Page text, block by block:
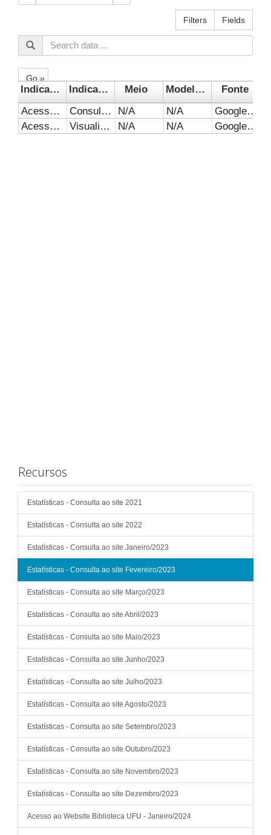
Filters Fields
Go »
Meio
Fonte
N/A N/A
N/A N/A
Recursos
Estatísticas - Consulta ao site 2021
Estatísticas - Consulta ao site 2022
Estatísticas - Consulta ao site Janeiro/2023
Estatísticas - Consulta ao site Fevereiro/2023
Estatísticas - Consulta ao site Março/2023
Estatísticas - Consulta ao site Abril/2023
Estatísticas - Consulta ao site Maio/2023
Estatísticas - Consulta ao site Junho/2023
Estatísticas - Consulta ao site Julho/2023
Estatísticas - Consulta ao site Agosto/2023
Estatísticas - Consulta ao site Setembro/2023
Estatísticas - Consulta ao site Outubro/2023
Estatísticas - Consulta ao site Novembro/2023
Estatísticas - Consulta ao site Dezembro/2023
Acesso ao Website Biblioteca UFU - Janeiro/2024